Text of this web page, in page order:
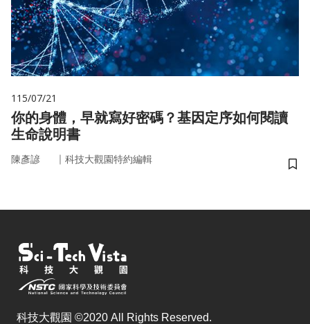
115/07/21
你的身體，早就寫好密碼？基因定序如何閱讀
生命說明書
陳彥諺 ｜ 科技大觀園特約編輯
儲
科技大觀園 ©2020 All Rights Reserved.